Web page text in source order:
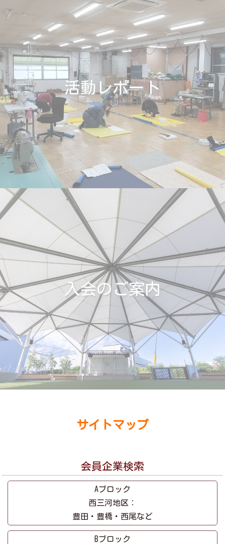
活動レポート
入会のご案内
サイトマップ
会員企業検索
Aブロック
西三河地区：
豊田・豊橋・西尾など
Bブロック